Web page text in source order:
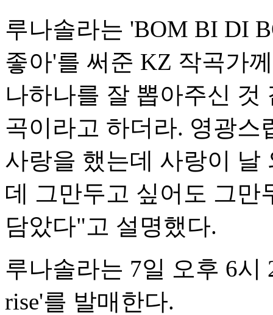
루나솔라는 'BOM BI DI
좋아'를 써준 KZ 작곡가
나하나를 잘 뽑아주신 것
곡이라고 하더라. 영광스
사랑을 했는데 사랑이 날
데 그만두고 싶어도 그만
담았다"고 설명했다.
루나솔라는 7일 오후 6시
rise'를 발매한다.